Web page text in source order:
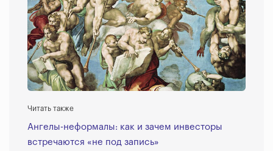
Читать также
Ангелы-неформалы: как и зачем инвесторы
встречаются «не под запись»